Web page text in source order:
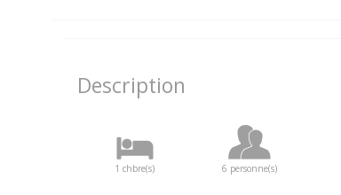
Description
1 chbre(s) 6 personne(s)